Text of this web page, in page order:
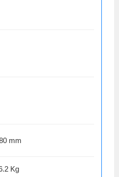
mm
Kg